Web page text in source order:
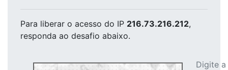
Para liberar o acesso do IP 216.73.216.212,
responda ao desafio abaixo.
Digite